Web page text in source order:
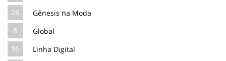
26
Gênesis na Moda
6
Global
16
Linha Digital